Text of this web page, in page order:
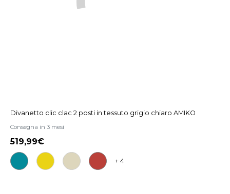
Divanetto clic clac 2 posti in tessuto grigio chiaro AMIKO
Consegna in 3 mesi
519,99
+ 4